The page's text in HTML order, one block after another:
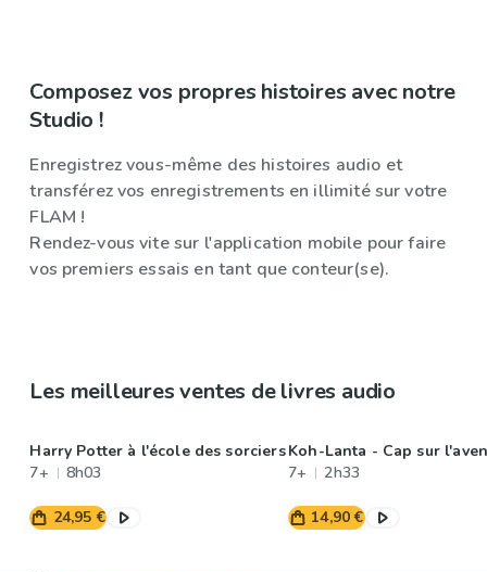
Composez vos propres histoires avec notre
Studio !
Enregistrez vous-même des histoires audio et
transférez vos enregistrements en illimité sur votre
FLAM !
Rendez-vous vite sur l'application mobile pour faire
vos premiers essais en tant que conteur(se).
Les meilleures ventes de livres audio
Harry Potter à l'école des sorciers
7+
8h03
24,95 €
Koh-Lanta - Cap sur
7+
2h33
14,90 €